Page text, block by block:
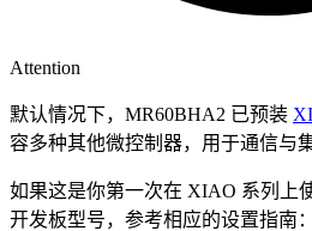
Attention
默认情况下，MR60BHA2 已预装
容多种其他微控制器，用于通信与集
如果这是你第一次在 XIAO 系列上
开发板型号，参考相应的设置指南：